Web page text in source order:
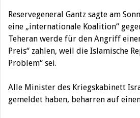
Reservegeneral Gantz sagte am
eine „internationale Koalition“
Teheran werde für den Angriff
Preis“ zahlen, weil die Islamische
Problem“ sei.
Alle Minister des Kriegskabinett
gemeldet haben, beharren auf